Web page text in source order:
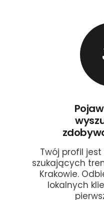
Twój profil
szukających
Krakowie.
lokalnych